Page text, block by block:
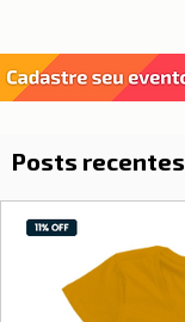
Posts recentes